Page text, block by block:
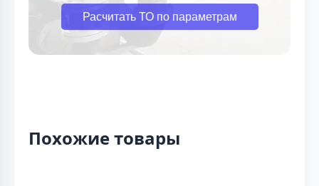
Расчитать ТО по параметрам
Похожие товары